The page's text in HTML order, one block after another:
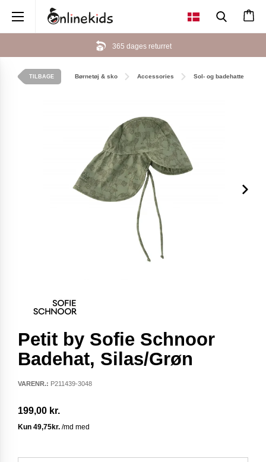
365 dages returret
TILBAGE Børnetøj & sko Accessories Sol- og badehatte
Petit by Sofie Schnoor
Badehat, Silas/Grøn
VARENR.: P211439-3048
199,00 kr.